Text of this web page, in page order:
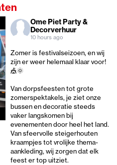
Ome Piet Party &
Decorverhuur
10 hours ago
Zomer is festivalseizoen, en wij
zijn er weer helemaal klaar voor!
🎪🌞
Van dorpsfeesten tot grote
zomerspektakels, je ziet onze
bussen en decoratie steeds
vaker langskomen bij
evenementen door heel het land.
Van sfeervolle steigerhouten
kraampjes tot vrolijke thema-
aankleding, wij zorgen dat elk
feest er top uitziet.